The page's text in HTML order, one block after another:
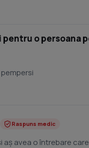
o persoana
Raspuns medic
aș avea o întrebare